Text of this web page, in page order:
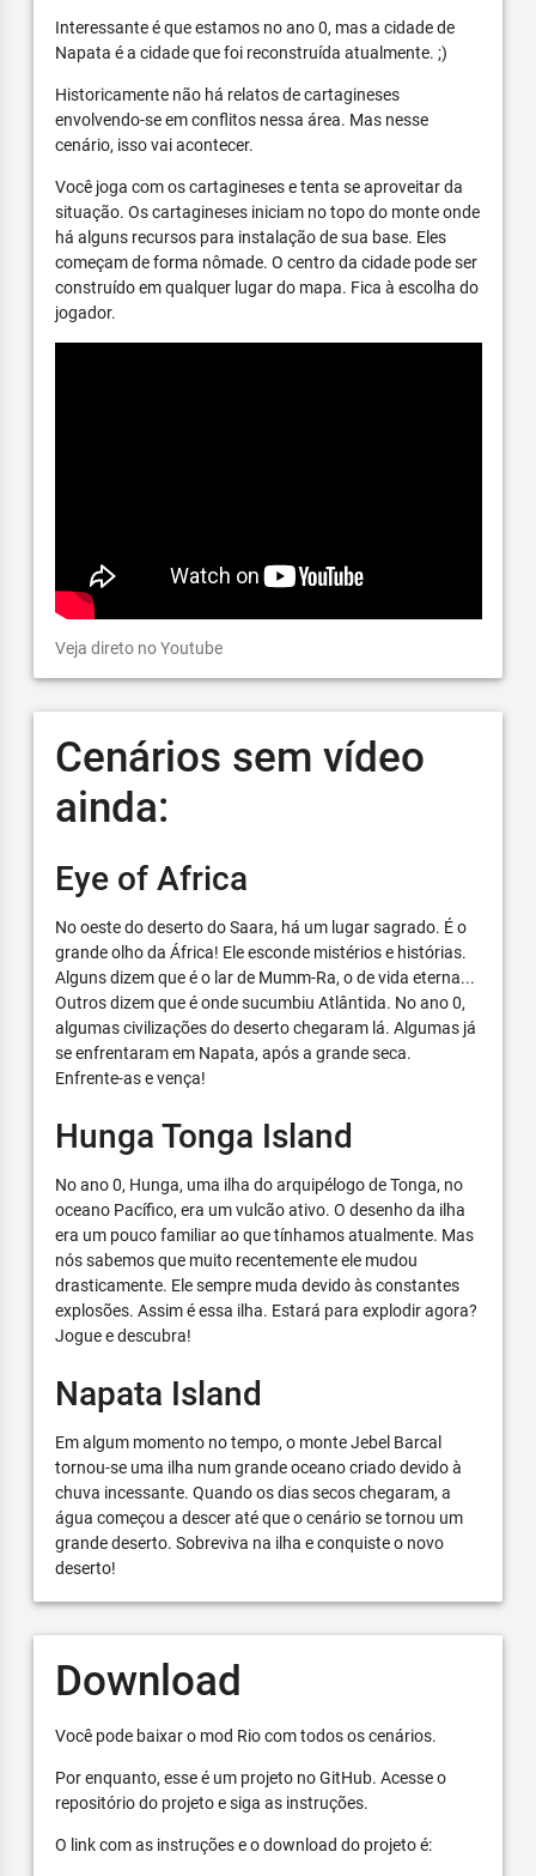
Interessante é que estamos no ano 0, mas a cidade de
Napata é a cidade que foi reconstruída atualmente. ;)
Historicamente não há relatos de cartagineses
envolvendo-se em conflitos nessa área. Mas nesse
cenário, isso vai acontecer.
Você joga com os cartagineses e tenta se aproveitar da
situação. Os cartagineses iniciam no topo do monte onde
há alguns recursos para instalação de sua base. Eles
começam de forma nômade. O centro da cidade pode ser
construído em qualquer lugar do mapa. Fica à escolha do
jogador.
Veja direto no Youtube
Cenários sem vídeo
ainda:
Eye of Africa
No oeste do deserto do Saara, há um lugar sagrado. É o
grande olho da África! Ele esconde mistérios e histórias.
Alguns dizem que é o lar de Mumm-Ra, o de vida eterna...
Outros dizem que é onde sucumbiu Atlântida. No ano 0,
algumas civilizações do deserto chegaram lá. Algumas já
se enfrentaram em Napata, após a grande seca.
Enfrente-as e vença!
Hunga Tonga Island
No ano 0, Hunga, uma ilha do arquipélogo de Tonga, no
oceano Pacífico, era um vulcão ativo. O desenho da ilha
era um pouco familiar ao que tínhamos atualmente. Mas
nós sabemos que muito recentemente ele mudou
drasticamente. Ele sempre muda devido às constantes
explosões. Assim é essa ilha. Estará para explodir agora?
Jogue e descubra!
Napata Island
Em algum momento no tempo, o monte Jebel Barcal
tornou-se uma ilha num grande oceano criado devido à
chuva incessante. Quando os dias secos chegaram, a
água começou a descer até que o cenário se tornou um
grande deserto. Sobreviva na ilha e conquiste o novo
deserto!
Download
Você pode baixar o mod Rio com todos os cenários.
Por enquanto, esse é um projeto no GitHub. Acesse o
repositório do projeto e siga as instruções.
O link com as instruções e o download do projeto é: